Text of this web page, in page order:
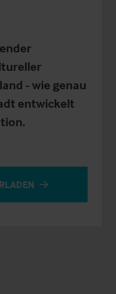
- wie genau
entwickelt